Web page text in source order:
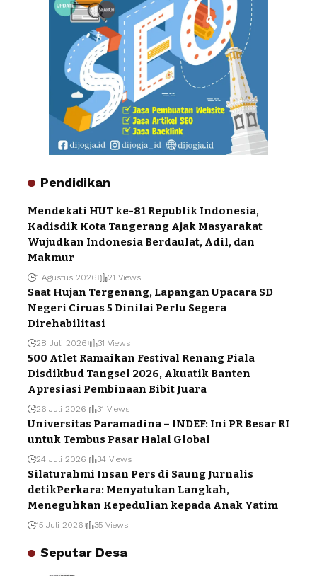
Pendidikan
Mendekati HUT ke-81 Republik Indonesia,
Kadisdik Kota Tangerang Ajak Masyarakat
Wujudkan Indonesia Berdaulat, Adil, dan
Makmur
1 Agustus 2026 21 Views
Saat Hujan Tergenang, Lapangan Upacara SD
Negeri Ciruas 5 Dinilai Perlu Segera
Direhabilitasi
28 Juli 2026 31 Views
500 Atlet Ramaikan Festival Renang Piala
Disdikbud Tangsel 2026, Akuatik Banten
Apresiasi Pembinaan Bibit Juara
26 Juli 2026 31 Views
Universitas Paramadina – INDEF: Ini PR Besar RI
untuk Tembus Pasar Halal Global
24 Juli 2026 34 Views
Silaturahmi Insan Pers di Saung Jurnalis
detikPerkara: Menyatukan Langkah,
Meneguhkan Kepedulian kepada Anak Yatim
15 Juli 2026 35 Views
Seputar Desa